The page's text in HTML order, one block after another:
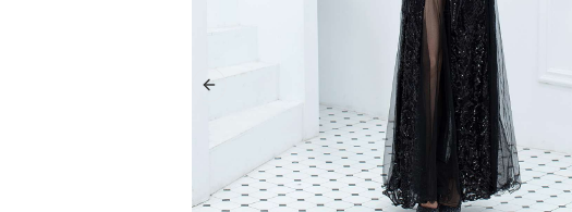
Previous slide